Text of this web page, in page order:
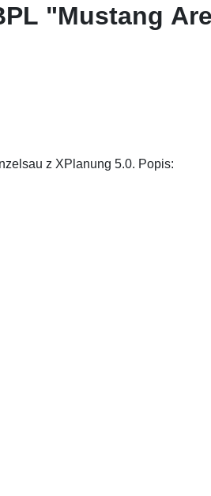
"Mustang
z XPlanung 5.0. Popis: